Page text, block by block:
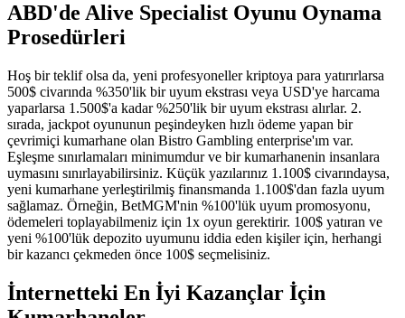
ABD'de Alive Specialist Oyunu Oynama
Prosedürleri
Hoş bir teklif olsa da, yeni profesyoneller kriptoya para yatırırlarsa
500$ civarında %350'lik bir uyum ekstrası veya USD'ye harcama
yaparlarsa 1.500$'a kadar %250'lik bir uyum ekstrası alırlar. 2.
sırada, jackpot oyununun peşindeyken hızlı ödeme yapan bir
çevrimiçi kumarhane olan Bistro Gambling enterprise'ım var.
Eşleşme sınırlamaları minimumdur ve bir kumarhanenin insanlara
uymasını sınırlayabilirsiniz. Küçük yazılarınız 1.100$ civarındaysa,
yeni kumarhane yerleştirilmiş finansmanda 1.100$'dan fazla uyum
sağlamaz. Örneğin, BetMGM'nin %100'lük uyum promosyonu,
ödemeleri toplayabilmeniz için 1x oyun gerektirir. 100$ yatıran ve
yeni %100'lük depozito uyumunu iddia eden kişiler için, herhangi
bir kazancı çekmeden önce 100$ seçmelisiniz.
İnternetteki En İyi Kazançlar İçin